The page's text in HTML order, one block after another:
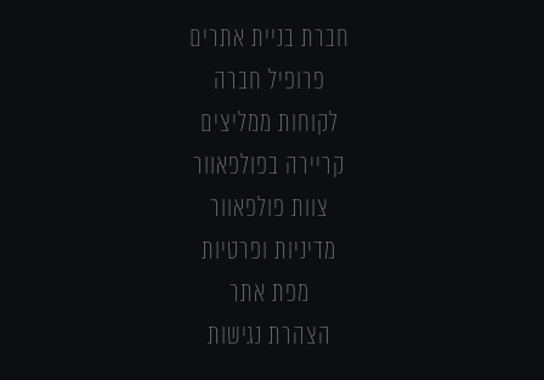
חברת בניית אתרים
פרופיל חברה
לקוחות ממליצים
קריירה בפולפאוור
צוות פולפאוור
מדיניות ופרטיות
מפת אתר
הצהרת נגישות